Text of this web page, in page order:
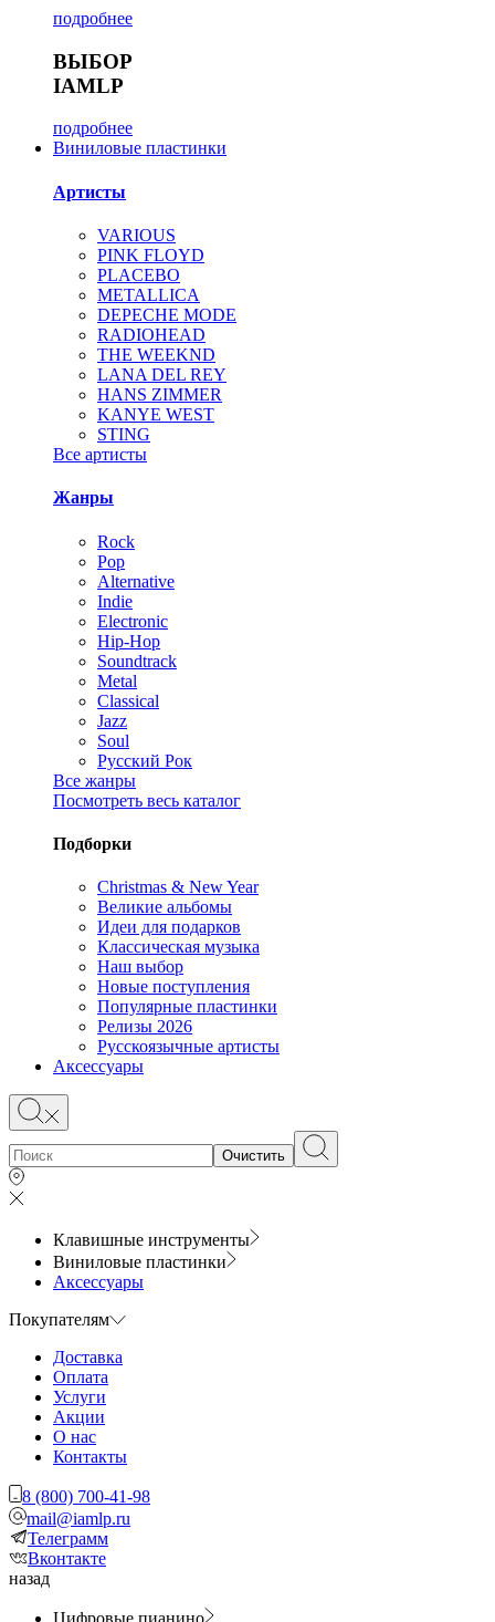
подробнее
ВЫБОР
IAMLP
подробнее
Виниловые пластинки
Артисты
VARIOUS
PINK FLOYD
PLACEBO
METALLICA
DEPECHE MODE
RADIOHEAD
THE WEEKND
LANA DEL REY
HANS ZIMMER
KANYE WEST
STING
Все артисты
Жанры
Rock
Pop
Alternative
Indie
Electronic
Hip-Hop
Soundtrack
Metal
Classical
Jazz
Soul
Русский Рок
Все жанры
Посмотреть весь каталог
Подборки
Christmas & New Year
Великие альбомы
Идеи для подарков
Классическая музыка
Наш выбор
Новые поступления
Популярные пластинки
Релизы 2026
Русскоязычные артисты
Аксессуары
Очистить
Клавишные инструменты
Виниловые пластинки
Аксессуары
Покупателям
Доставка
Оплата
Услуги
Акции
О нас
Контакты
8 (800) 700-41-98
mail@iamlp.ru
Телеграмм
Вконтакте
назад
Цифровые пианино